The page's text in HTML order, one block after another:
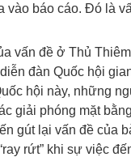
báo cáo. Đó là
vấn đề ở Thủ
đàn Quốc hội
hội này, những
giải phóng mặt
gút lại vấn đề của
rứt” khi sự việc